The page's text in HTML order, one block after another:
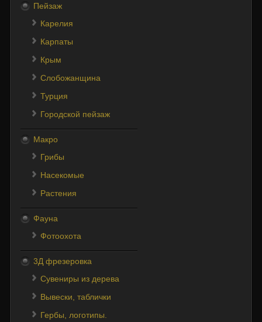
Пейзаж
Карелия
Карпаты
Крым
Слобожанщина
Турция
Городской пейзаж
Макро
Грибы
Насекомые
Растения
Фауна
Фотоохота
3Д фрезеровка
Сувениры из дерева
Вывески, таблички
Гербы, логотипы.